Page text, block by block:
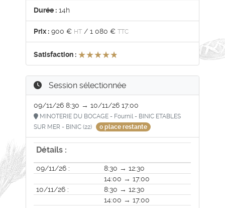
Durée : 14h
Prix : 900 € HT /1 080 €TTC
Satisfaction : ★★★★★
★★★★★
Session sélectionnée
09/11/26 8:30 → 10/11/26 17:00
MINOTERIE DU BOCAGE - Fournil - BINIC ETABLES
SUR MER - BINIC (22)
0 place restante
Détails :
09/11/26 :
8:30 → 12:30
14:00 → 17:00
10/11/26 :
8:30 → 12:30
14:00 → 17:00